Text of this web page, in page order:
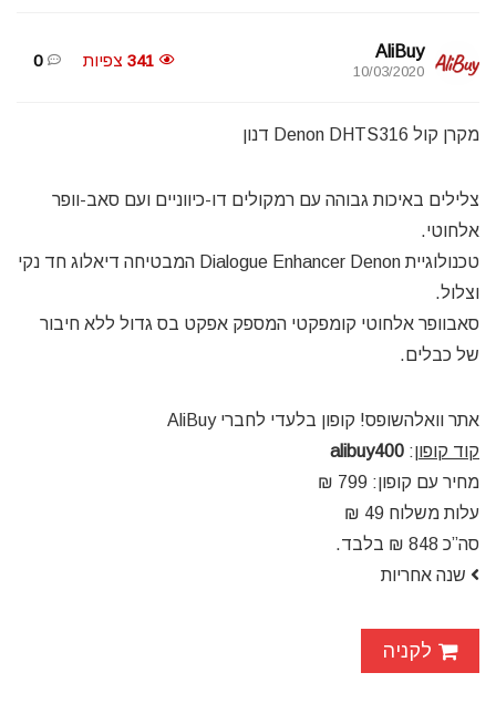
AliBuy
10/03/2020
341 צפיות 0
מקרן קול Denon DHTS316 דנון
צלילים באיכות גבוהה עם רמקולים דו-כיווניים ועם סאב-וופר
אלחוטי.
טכנולוגיית Dialogue Enhancer Denon המבטיחה דיאלוג חד נקי
וצלול.
סאבוופר אלחוטי קומפקטי המספק אפקט בס גדול ללא חיבור
של כבלים.
אתר וואלהשופס! קופון בלעדי לחברי AliBuy
קוד קופון:
alibuy400
מחיר עם קופון: 799 ₪
עלות משלוח 49 ₪
סה”כ 848 ₪ בלבד.
שנה אחריות
לקניה